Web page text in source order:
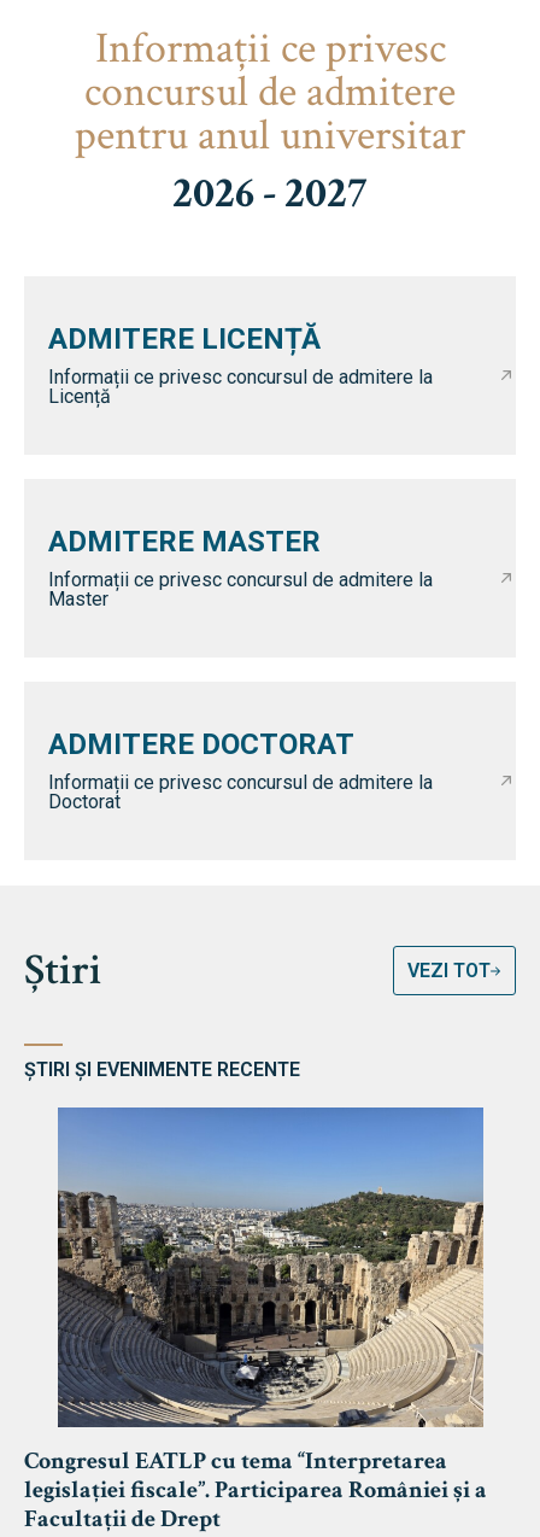
Informaţii ce privesc
concursul de admitere
pentru anul universitar
2026 - 2027
ADMITERE LICENȚĂ
Informații ce privesc concursul de admitere la
Licență
ADMITERE MASTER
Informații ce privesc concursul de admitere la
Master
ADMITERE DOCTORAT
Informații ce privesc concursul de admitere la
Doctorat
Știri VEZI TOT
ȘTIRI ȘI EVENIMENTE RECENTE
Congresul EATLP cu tema “Interpretarea
legislației fiscale”. Participarea României și a
Facultații de Drept